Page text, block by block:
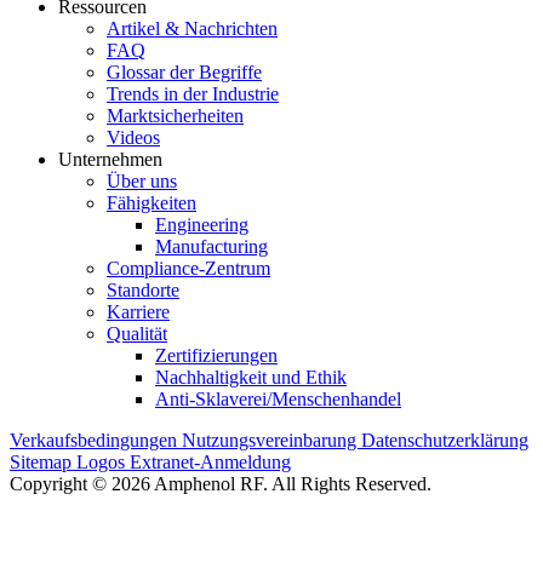
Ressourcen
Artikel & Nachrichten
FAQ
Glossar der Begriffe
Trends in der Industrie
Marktsicherheiten
Videos
Unternehmen
Über uns
Fähigkeiten
Engineering
Manufacturing
Compliance-Zentrum
Standorte
Karriere
Qualität
Zertifizierungen
Nachhaltigkeit und Ethik
Anti-Sklaverei/Menschenhandel
Verkaufsbedingungen Nutzungsvereinbarung Datenschutzerklärung
Sitemap Logos Extranet-Anmeldung
Copyright © 2026 Amphenol RF. All Rights Reserved.